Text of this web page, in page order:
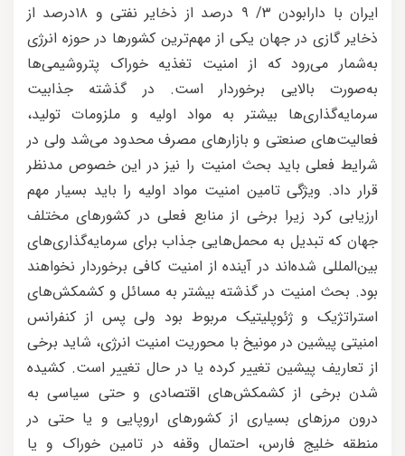
ایران با دارابودن ۳/ ۹ درصد از ذخایر نفتی و ۱۸درصد از
ذخایر گازی در جهان یکی از مهم‌ترین‌ کشورها در حوزه انرژی
به‌شمار می‌رود که از امنیت تغذیه خوراک پتروشیمی‌ها
به‌صورت بالایی برخوردار است. در گذشته جذابیت
سرمایه‌گذاری‌ها بیشتر به مواد اولیه و ملزومات تولید،
فعالیت‌های صنعتی و بازارهای مصرف محدود می‌شد ولی در
شرایط فعلی باید بحث امنیت را نیز در این خصوص مد‌نظر
قرار داد. ویژگی تامین امنیت مواد اولیه را باید بسیار مهم
ارزیابی کرد زیرا برخی از منابع فعلی در کشورهای مختلف
جهان که تبدیل به محمل‌هایی جذاب برای سرمایه‌گذاری‌های
بین‌المللی شده‌اند در آینده از امنیت کافی برخوردار نخواهند
بود. بحث امنیت در گذشته بیشتر به مسائل و کشمکش‌های
استراتژیک و ژئوپلیتیک مربوط بود ولی پس از کنفرانس
امنیتی پیشین در مونیخ با محوریت امنیت انرژی، شاید برخی
از تعاریف پیشین تغییر کرده یا در حال تغییر است. کشیده
شدن برخی از کشمکش‌های اقتصادی و حتی سیاسی به
درون مرزهای بسیاری از کشورهای اروپایی و یا حتی در
منطقه خلیج فارس، احتمال وقفه در تامین خوراک و یا